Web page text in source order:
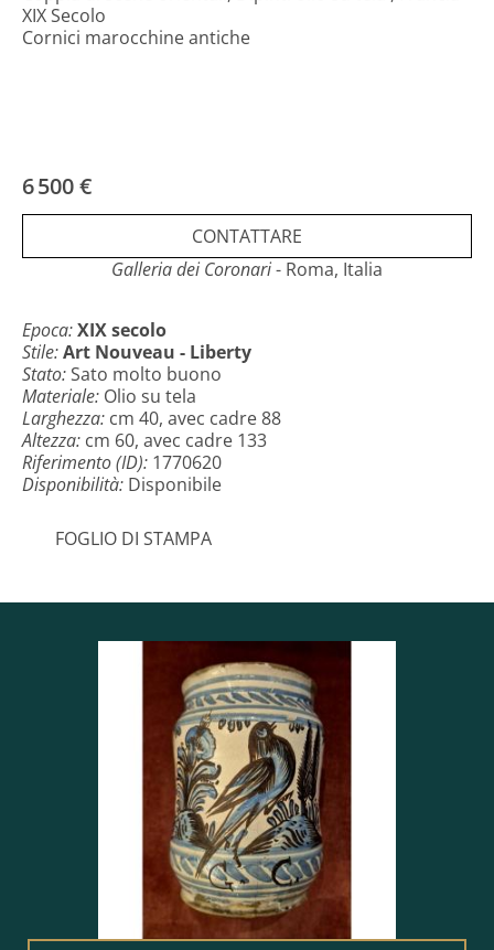
XIX Secolo
Cornici marocchine antiche
6 500 €
CONTATTARE
Galleria dei Coronari- Roma, Italia
Epoca:XIX secolo
Stile:Art Nouveau - Liberty
Stato:Sato molto buono
Materiale: Olio su tela
Larghezza: cm 40, avec cadre 88
Altezza: cm 60, avec cadre 133
Riferimento (ID): 1770620
Disponibilità: Disponibile
FOGLIO DI STAMPA